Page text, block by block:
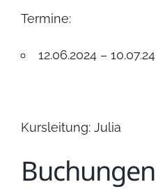
Termine:
12.06.2024 – 10.07.24
Kursleitung: Julia
Buchungen